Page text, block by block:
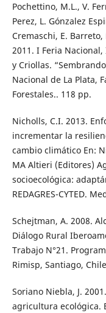
Pochettino, M.L., V.
Perez, L. Gónzalez
Cremaschi, E. Barreto,
2011. I Feria
y Criollas.
Nacional de La Plata,
Forestales.. 118 pp.
Nicholls, C.I. 2013.
incrementar la
cambio climático En:
MA Altieri (Editores)
socioecológica:
REDAGRES-CYTED.
Schejtman, A. 2008.
Diálogo Rural
Trabajo N°21.
Rimisp, Santiago,
Soriano Niebla, J.
agricultura ecológica.